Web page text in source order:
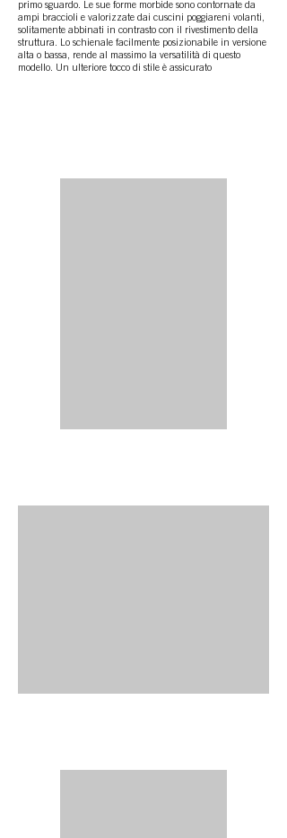
primo sguardo. Le sue forme morbide sono contornate da
ampi braccioli e valorizzate dai cuscini poggiareni volanti,
solitamente abbinati in contrasto con il rivestimento della
struttura. Lo schienale facilmente posizionabile in versione
alta o bassa, rende al massimo la versatilità di questo
modello. Un ulteriore tocco di stile è assicurato